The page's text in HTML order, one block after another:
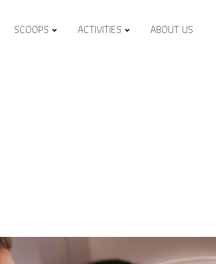
SCOOPS ACTIVITIES ABOUT US